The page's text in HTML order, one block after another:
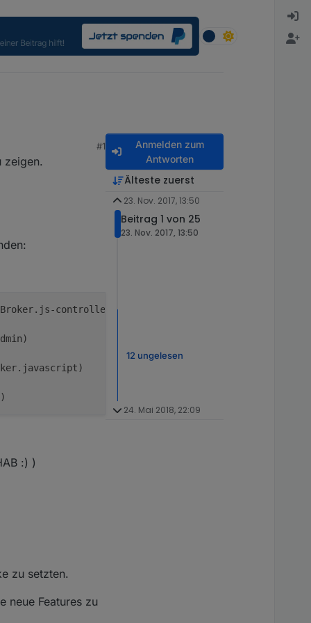
#1
zeigen.
controller)
:) )
zu setzten.
neue Features zu
Anmelden zum
Antworten
Älteste zuerst
23. Nov. 2017, 13:50
Beitrag 1 von 25
23. Nov. 2017, 13:50
12 ungelesen
24. Mai 2018, 22:09